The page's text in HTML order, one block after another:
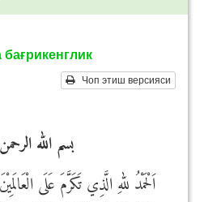
Чоп этиш версияси
بسم الله
اَلْحَمْدُ للهِ الَّذِي تَكَرَّمَ عَلَى